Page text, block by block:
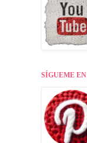
SÍGUEME